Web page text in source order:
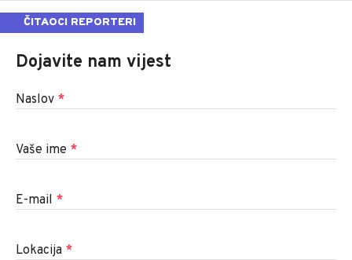
ČITAOCI REPORTERI
Dojavite nam vijest
Naslov *
Vaše ime *
E-mail *
Lokacija *